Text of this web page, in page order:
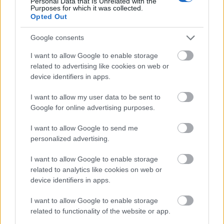
Purposes for which it was collected.
Opted Out
Google consents
I want to allow Google to enable storage
related to advertising like cookies on web or
device identifiers in apps.
I want to allow my user data to be sent to
Google for online advertising purposes.
I want to allow Google to send me
personalized advertising.
I want to allow Google to enable storage
related to analytics like cookies on web or
device identifiers in apps.
I want to allow Google to enable storage
related to functionality of the website or app.
miatt be kellett zárni.
tevékenykedett, olyan sikeres filmek alkotótársa volt, mint az Egy éj
Velencében, a Rád bízom a feleségem, a 3:1 a szerelem javára, az Édes
bosszú, A papucshős, a Pofon az éjszakában, az Erénycsősz, a
Házassággal kezdődik, az Egy nap a világ és mások.
A második világháború után őt és jobboldali beállítottságát sohasem
titkoló feleségét is nyilas-szimpátiával vádolták meg. Többször
távozniuk, és 1947-ben Spanyolországban telepedtek le. Itt saját
színjátszó társulatot alapítottak, a színésznő többek között férje
darabjaiban nyűgözte le spanyol közönségét. Vaszary az emigrációban is
egész sor színdarabot írt spanyol szerzőtársával, Álvaro de la Iglesia
humoristával közösen. Haláláig kitartott a humoros darabok mellett,